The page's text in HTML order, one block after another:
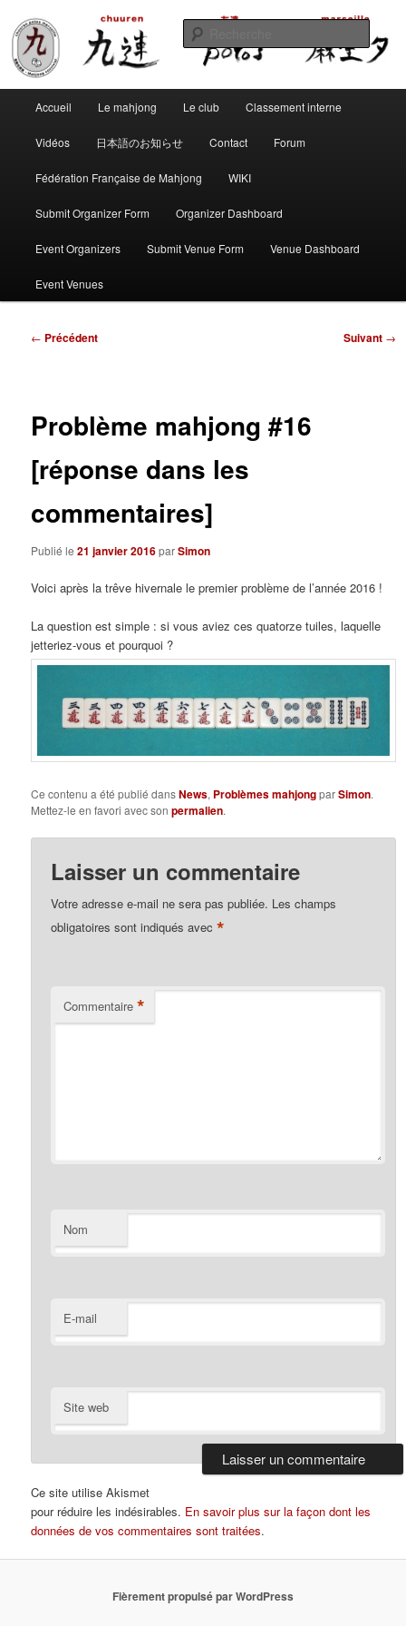
contenu
principalChuuren potos Marseille – Mahjong
convivial
principal
Accueil Le mahjong Le club Classement interne
Vidéos 日本語のお知らせ Contact Forum
Fédération Française de Mahjong WIKI
Submit Organizer Form Organizer Dashboard
Event Organizers Submit Venue Form Venue Dashboard
Event Venues
Navigation
← Précédent Suivant →
Problème mahjong #16
[réponse dans les
commentaires]
Publié le21 janvier 2016parSimon
Voici après la trêve hivernale le premier problème de l’année 2016 !
La question est simple : si vous aviez ces quatorze tuiles, laquelle
jetteriez-vous et pourquoi ?
Ce contenu a été publié dansNews, Problèmes mahjongparSimon.
Mettez-le en favori avec sonpermalien.
Laisser un commentaire
Votre adresse e-mail ne sera pas publiée. Les champs
obligatoires sont indiqués avec*
Commentaire *
Nom
E-mail
Site web
Ce site utilise Akismet
pour réduire les indésirables. En savoir plus sur la façon dont les
données de vos commentaires sont traitées.
Fièrement propulsé par WordPress